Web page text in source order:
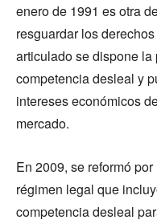
enero de 1991 es otra
resguardar los
articulado se dispone
competencia desleal y
intereses económicos
mercado.
En 2009, se reformó
régimen legal que
competencia desleal